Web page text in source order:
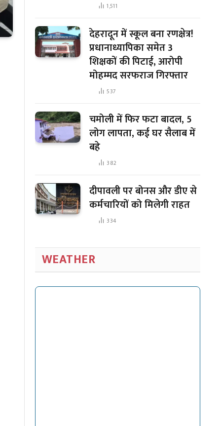
1,511
देहरादून में स्कूल बना रणक्षेत्र!
प्रधानाध्यापिका समेत 3
शिक्षकों की पिटाई, आरोपी
मोहम्मद सरफराज गिरफ्तार
537
चमोली में फिर फटा बादल, 5
लोग लापता, कई घर सैलाब में
बहे
382
दीपावली पर बोनस और डीए से
कर्मचारियों को मिलेगी राहत
334
WEATHER